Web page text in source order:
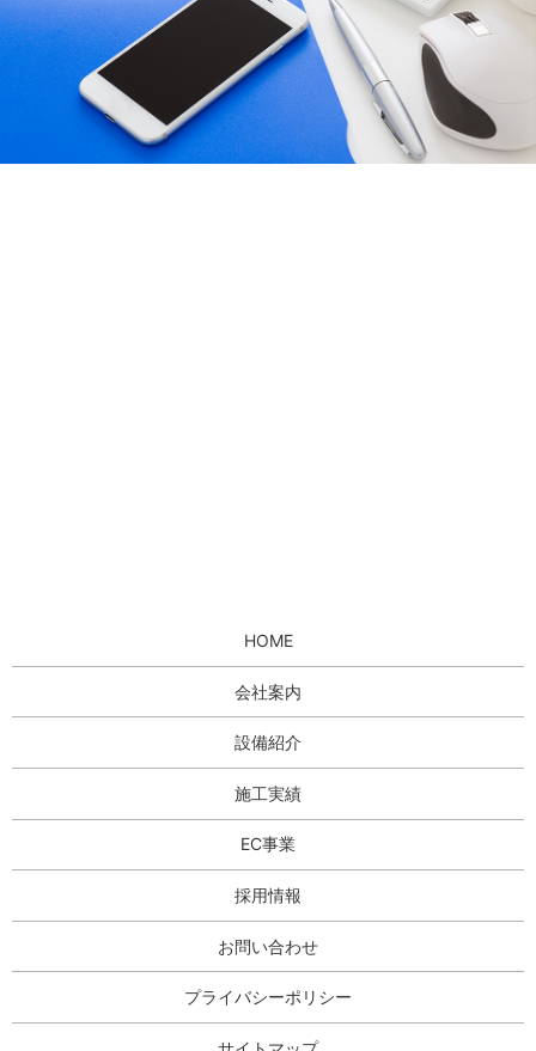
HOME
会社案内
設備紹介
施工実績
EC事業
採用情報
お問い合わせ
プライバシーポリシー